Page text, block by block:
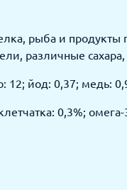
рыба и
различные
йод: 0,37; медь:
0,3%;